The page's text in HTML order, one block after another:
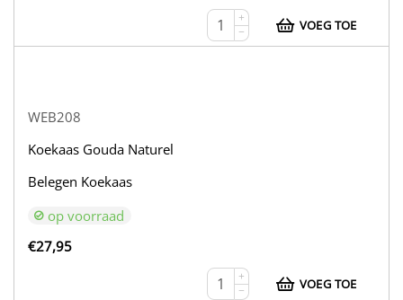
+
−
VOEG TOE
WEB208
Koekaas Gouda Naturel
Belegen Koekaas
op voorraad
€27,95
+
−
VOEG TOE